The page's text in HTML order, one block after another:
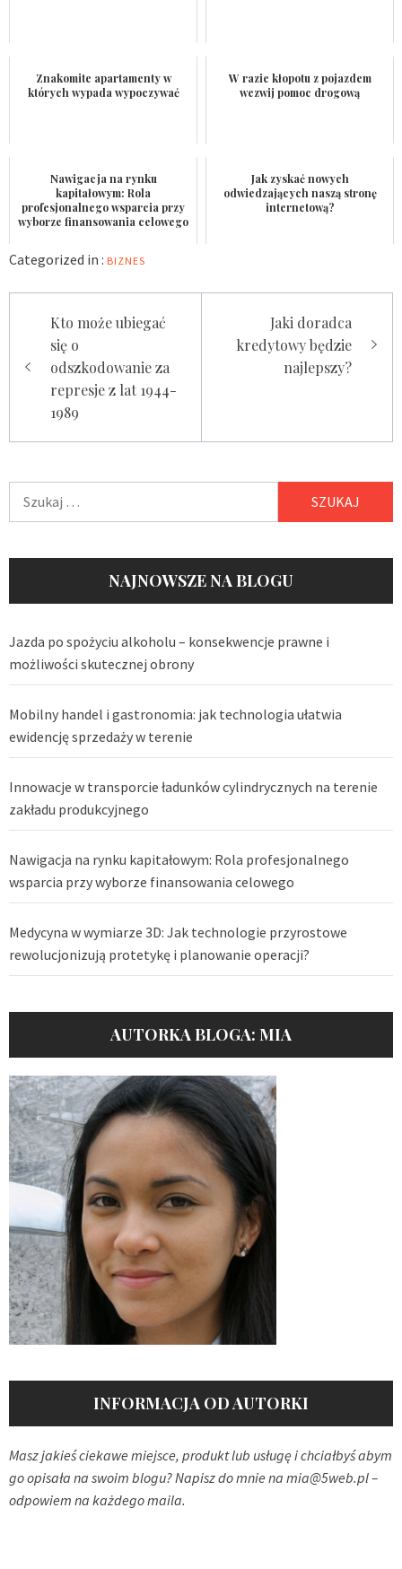
Znakomite apartamenty w
których wypada wypoczywać
W razie kłopotu z pojazdem
wezwij pomoc drogową
Nawigacja na rynku
kapitałowym: Rola
profesjonalnego wsparcia przy
wyborze finansowania celowego
Jak zyskać nowych
odwiedzających naszą stronę
internetową?
Categorized in : BIZNES
wpisuKto może ubiegać
się o
odszkodowanie za
represje z lat 1944-
1989
Jaki doradca
kredytowy będzie
najlepszy?
NAJNOWSZE NA BLOGU
Jazda po spożyciu alkoholu – konsekwencje prawne i
możliwości skutecznej obrony
Mobilny handel i gastronomia: jak technologia ułatwia
ewidencję sprzedaży w terenie
Innowacje w transporcie ładunków cylindrycznych na terenie
zakładu produkcyjnego
Nawigacja na rynku kapitałowym: Rola profesjonalnego
wsparcia przy wyborze finansowania celowego
Medycyna w wymiarze 3D: Jak technologie przyrostowe
rewolucjonizują protetykę i planowanie operacji?
AUTORKA BLOGA: MIA
INFORMACJA OD AUTORKI
Masz jakieś ciekawe miejsce, produkt lub usługę i chciałbyś abym
go opisała na swoim blogu? Napisz do mnie na mia@5web.pl–
odpowiem na każdego maila.